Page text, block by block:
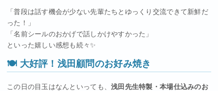
「普段は話す機会が少ない先輩たちとゆっくり交流できて新鮮だ
った！」
「名前シールのおかげで話しかけやすかった」
といった嬉しい感想も続々✨
🍽 大好評！浅田顧問のお好み焼き
この日の目玉はなんといっても、浅田先生特製・本場仕込みのお